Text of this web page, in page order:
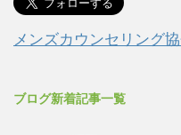
メンズカウンセリング
ブログ新着記事一覧